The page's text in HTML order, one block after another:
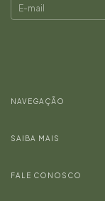
NAVEGAÇÃO
SAIBA MAIS
FALE CONOSCO